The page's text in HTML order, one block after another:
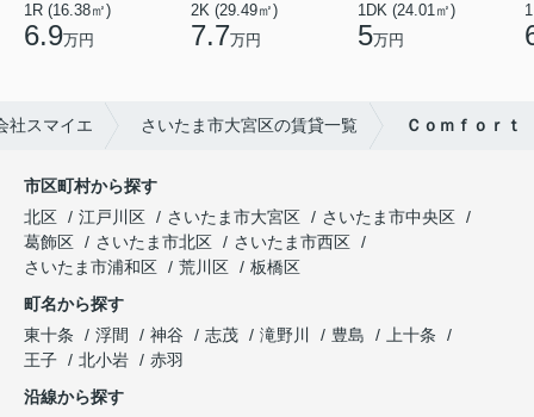
1R (16.38㎡)
6.9万円
2K (29.49㎡)
7.7万円
1DK (24.01㎡)
5万円
社スマイエ さいたま市大宮区の賃貸一覧 Ｃｏｍｆｏｒｔ
市区町村から探す
北区
江戸川区 さいたま市大宮区
さいたま市中央区
葛飾区
さいたま市北区
さいたま市西区
さいたま市浦和区
荒川区
板橋区
町名から探す
東十条
浮間 神谷 志茂 滝野川 豊島
上十条
王子
北小岩
赤羽
沿線から探す